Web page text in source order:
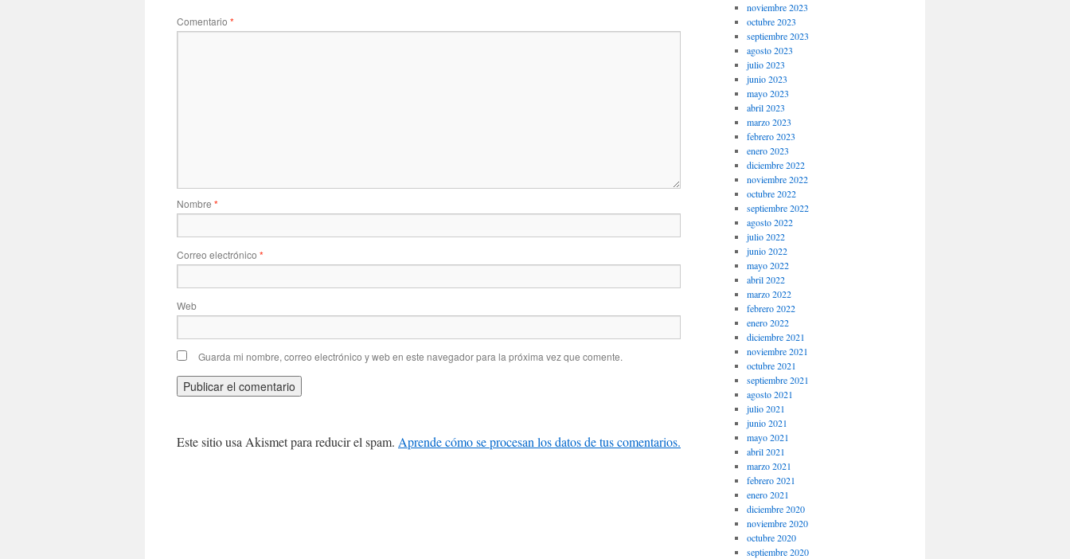
Comentario *
Nombre *
Correo electrónico *
Web
Guarda mi nombre, correo electrónico y web en este navegador para la próxima vez que comente.
Este sitio usa Akismet para reducir el spam. Aprende cómo se procesan los datos de tus comentarios.
noviembre 2023
octubre 2023
septiembre 2023
agosto 2023
julio 2023
junio 2023
mayo 2023
abril 2023
marzo 2023
febrero 2023
enero 2023
diciembre 2022
noviembre 2022
octubre 2022
septiembre 2022
agosto 2022
julio 2022
junio 2022
mayo 2022
abril 2022
marzo 2022
febrero 2022
enero 2022
diciembre 2021
noviembre 2021
octubre 2021
septiembre 2021
agosto 2021
julio 2021
junio 2021
mayo 2021
abril 2021
marzo 2021
febrero 2021
enero 2021
diciembre 2020
noviembre 2020
octubre 2020
septiembre 2020